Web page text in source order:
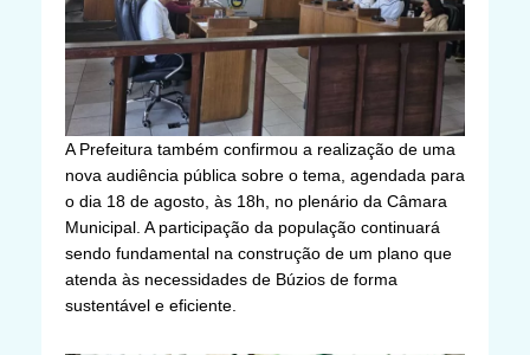
A Prefeitura também confirmou a realização de uma
nova audiência pública sobre o tema, agendada para
o dia 18 de agosto, às 18h, no plenário da Câmara
Municipal. A participação da população continuará
sendo fundamental na construção de um plano que
atenda às necessidades de Búzios de forma
sustentável e eficiente.